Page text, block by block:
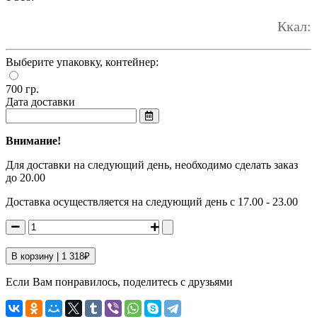
Ккал:
Выберите упаковку, контейнер:
700 гр.
Дата доставки
Внимание!
Для доставки на следующий день, необходимо сделать заказ
до 20.00
Доставка осуществляется на следующий день с 17.00 - 23.00
В корзину | 1 318₽
Если Вам понравилось, поделитесь с друзьями